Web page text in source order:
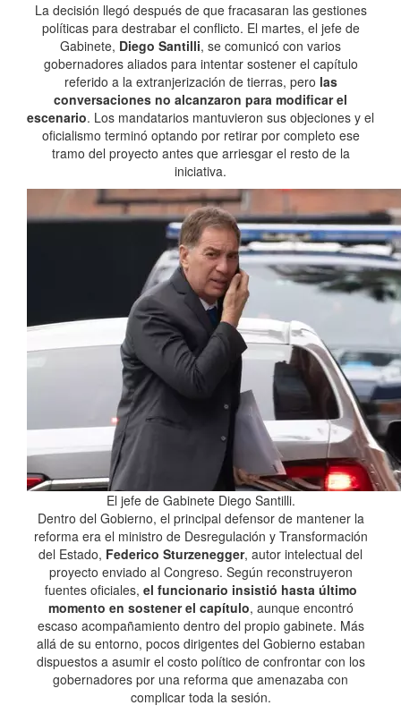
La decisión llegó después de que fracasaran las gestiones
políticas para destrabar el conflicto. El martes, el jefe de
Gabinete, Diego Santilli, se comunicó con varios
gobernadores aliados para intentar sostener el capítulo
referido a la extranjerización de tierras, pero las
conversaciones no alcanzaron para modificar el
escenario. Los mandatarios mantuvieron sus objeciones y el
oficialismo terminó optando por retirar por completo ese
tramo del proyecto antes que arriesgar el resto de la
iniciativa.
El jefe de Gabinete Diego Santilli.
Dentro del Gobierno, el principal defensor de mantener la
reforma era el ministro de Desregulación y Transformación
del Estado, Federico Sturzenegger, autor intelectual del
proyecto enviado al Congreso. Según reconstruyeron
fuentes oficiales, el funcionario insistió hasta último
momento en sostener el capítulo, aunque encontró
escaso acompañamiento dentro del propio gabinete. Más
allá de su entorno, pocos dirigentes del Gobierno estaban
dispuestos a asumir el costo político de confrontar con los
gobernadores por una reforma que amenazaba con
complicar toda la sesión.